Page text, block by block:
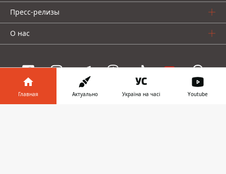
Пресс-релизы
О нас
Главная Актуально Україна на часі Youtube